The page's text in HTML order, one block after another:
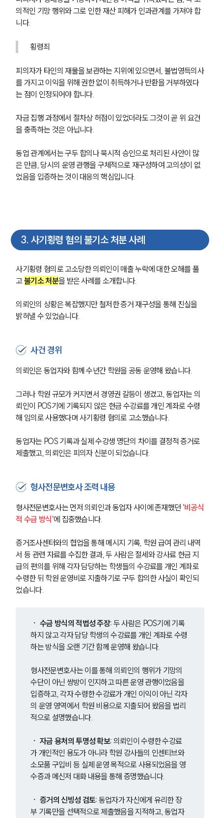
그룹소개
그룹소개
대륜의 강점
오시는 길
글로벌 파트너 로펌
고객의 소리
AI대륜
의적인 기망 행위와 그로 인한 재산 피해가 인과관계를 가져야 합
니다.
횡령죄
피의자가 타인의 재물을 보관하는 지위에 있으면서, 불법영득의사
를 가지고 이익을 위해 권한 없이 취득하거나 반환을 거부하였다
는 점이 인정되어야 합니다.
자금 집행 과정에서 절차상 허점이 있었더라도 그것이 곧 위 요건
을 충족하는 것은 아닙니다.
동업 관계에서는 구두 합의나 묵시적 승인으로 처리된 사안이 많
은 만큼, 당시의 운영 관행을 구체적으로 재구성하여 고의성이 없
었음을 입증하는 것이 대응의 핵심입니다.
3. 사기횡령 혐의 불기소 처분 사례
사기횡령 혐의로 고소당한 의뢰인이 매출 누락에 대한 오해를 풀
고 불기소 처분을 받은 사례를 소개합니다.
의뢰인의 상황은 복잡했지만 철저한 증거 재구성을 통해 진실을
밝혀낼 수 있었습니다.
사건 경위
의뢰인은 동업자와 함께 수년간 학원을 공동 운영해 왔습니다.
그러나 학원 규모가 커지면서 경영권 갈등이 생겼고, 동업자는 의
뢰인이 POS기에 기록되지 않은 현금 수강료를 개인 계좌로 수령
해 임의로 사용했다며 사기횡령 혐의로 고소했습니다.
동업자는 POS 기록과 실제 수강생 명단의 차이를 결정적 증거로
제출했고, 의뢰인은 피의자 신분이 되었습니다.
형사전문변호사 조력 내용
형사전문변호사는 먼저 의뢰인과 동업자 사이에 존재했던 '비공식
적 수금 방식'에 집중했습니다.
증거조사센터와의 협업을 통해 메시지 기록, 학원 급여 관리 내역
서 등 관련 자료를 수집한 결과, 두 사람은 절세와 강사료 현금 지
급의 편의를 위해 각자 담당하는 학생들의 수강료를 개인 계좌로
수령한 뒤 학원 운영비로 지출하기로 구두 합의한 사실이 확인되
었습니다.
ㆍ 수금 방식의 적법성 주장: 두 사람은 POS기에 기록
하지 않고 각자 담당 학생의 수강료를 개인 계좌로 수령
하는 방식을 오랜 기간 함께 운영해 왔습니다.
형사전문변호사는 이를 통해 의뢰인의 행위가 기망의
수단이 아닌 쌍방이 인지하고 따른 운영 관행이었음을
입증하고, 각자 수령한 수강료가 개인 이익이 아닌 각자
의 운영 영역에서 학원 비용으로 지출되어 왔음을 법리
적으로 설명했습니다.
ㆍ 자금 용처의 투명성 확보: 의뢰인이 수령한 수강료
가 개인적인 용도가 아니라 학원 강사들의 인센티브와
소모품 구입비 등 실제 운영 목적으로 사용되었음을 영
수증과 메신저 대화 내용을 통해 증명했습니다.
ㆍ 증거의 신빙성 검토: 동업자가 자신에게 유리한 장
부 기록만을 선택적으로 제출했음을 지적하고, 동업자